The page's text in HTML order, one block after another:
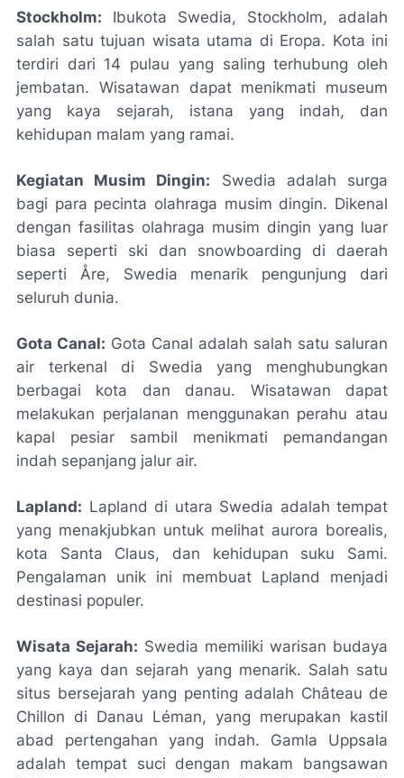
Stockholm: Ibukota Swedia, Stockholm, adalah
salah satu tujuan wisata utama di Eropa. Kota ini
terdiri dari 14 pulau yang saling terhubung oleh
jembatan. Wisatawan dapat menikmati museum
yang kaya sejarah, istana yang indah, dan
kehidupan malam yang ramai.
Kegiatan Musim Dingin: Swedia adalah surga
bagi para pecinta olahraga musim dingin. Dikenal
dengan fasilitas olahraga musim dingin yang luar
biasa seperti ski dan snowboarding di daerah
seperti Åre, Swedia menarik pengunjung dari
seluruh dunia.
Gota Canal: Gota Canal adalah salah satu saluran
air terkenal di Swedia yang menghubungkan
berbagai kota dan danau. Wisatawan dapat
melakukan perjalanan menggunakan perahu atau
kapal pesiar sambil menikmati pemandangan
indah sepanjang jalur air.
Lapland: Lapland di utara Swedia adalah tempat
yang menakjubkan untuk melihat aurora borealis,
kota Santa Claus, dan kehidupan suku Sami.
Pengalaman unik ini membuat Lapland menjadi
destinasi populer.
Wisata Sejarah: Swedia memiliki warisan budaya
yang kaya dan sejarah yang menarik. Salah satu
situs bersejarah yang penting adalah Château de
Chillon di Danau Léman, yang merupakan kastil
abad pertengahan yang indah. Gamla Uppsala
adalah tempat suci dengan makam bangsawan